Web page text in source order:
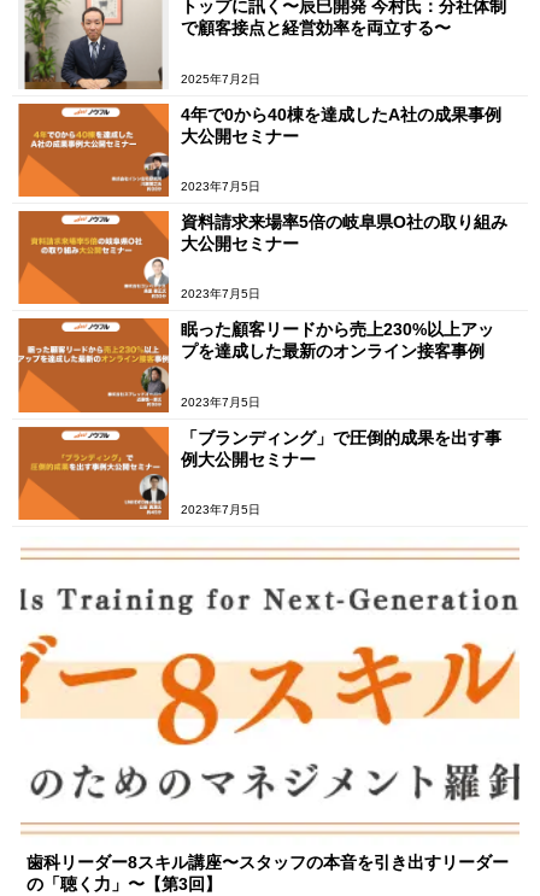
トップに訊く〜辰巳開発 今村氏：分社体制
で顧客接点と経営効率を両立する〜
2025年7月2日
4年で0から40棟を達成したA社の成果事例
大公開セミナー
2023年7月5日
資料請求来場率5倍の岐阜県O社の取り組み
大公開セミナー
2023年7月5日
眠った顧客リードから売上230%以上アッ
プを達成した最新のオンライン接客事例
2023年7月5日
「ブランディング」で圧倒的成果を出す事
例大公開セミナー
2023年7月5日
歯科リーダー8スキル講座〜スタッフの本音を引き出すリーダー
の「聴く力」〜【第3回】